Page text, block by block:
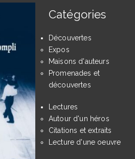
Catégories
Découvertes
Expos
Maisons d'auteurs
Promenades et
découvertes
Lectures
Autour d'un héros
Citations et extraits
Lecture d'une oeuvre